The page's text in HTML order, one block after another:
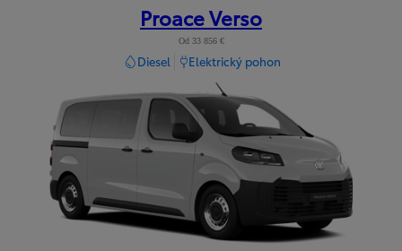
Proace Verso
Od 33 856 €
Diesel Elektrický pohon